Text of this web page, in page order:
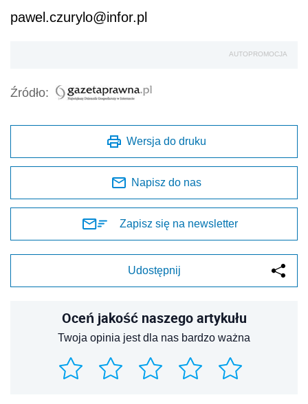
pawel.czurylo@infor.pl
AUTOPROMOCJA
Źródło:
Wersja do druku
Napisz do nas
Zapisz się na newsletter
Udostępnij
Oceń jakość naszego artykułu
Twoja opinia jest dla nas bardzo ważna